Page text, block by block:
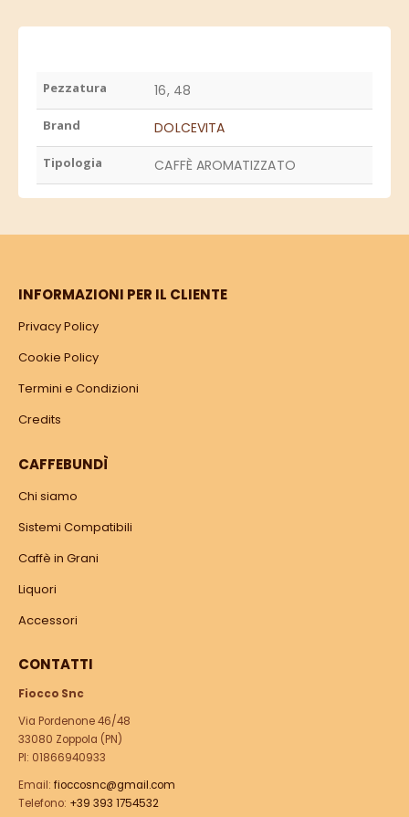
Pezzatura 16, 48
Brand DOLCEVITA
Tipologia CAFFÈ AROMATIZZATO
INFORMAZIONI PER IL CLIENTE
Privacy Policy
Cookie Policy
Termini e Condizioni
Credits
CAFFEBUNDÌ
Chi siamo
Sistemi Compatibili
Caffè in Grani
Liquori
Accessori
CONTATTI
Fiocco Snc
Via Pordenone 46/48
33080 Zoppola (PN)
PI: 01866940933
Email: fioccosnc@gmail.com
Telefono: +39 393 1754532